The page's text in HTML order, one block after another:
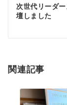
ゲ
シ
ン
次世代リーダ
壇しました
関連記事